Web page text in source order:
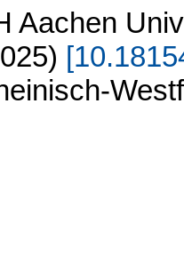
Aachen
) [